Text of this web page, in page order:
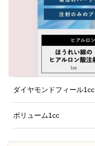
ダイヤモンドフィール1cc
ボリューム1cc